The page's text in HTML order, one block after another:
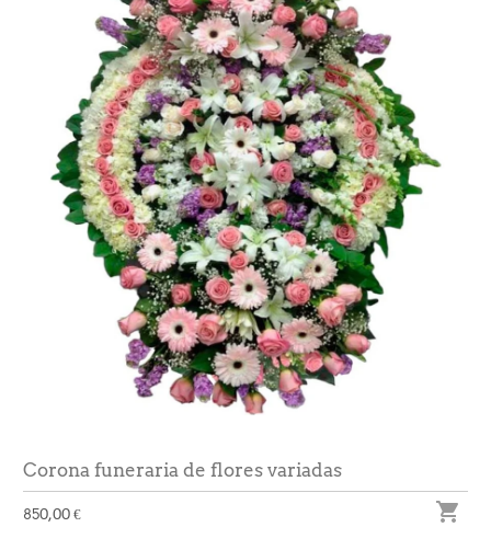
Corona funeraria de flores variadas
850,00 € 